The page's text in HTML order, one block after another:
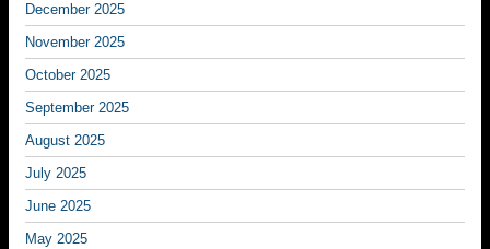
December 2025
November 2025
October 2025
September 2025
August 2025
July 2025
June 2025
May 2025